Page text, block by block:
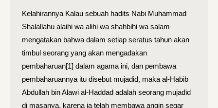
Kelahirannya Kalau sebuah hadits Nabi Muhammad
Shalallahu alaihi wa alihi wa shahbihi wa salam
mengatakan bahwa dalam setiap seratus tahun akan
timbul seorang yang akan mengadakan
pembaharuan[1] dalam agama ini, dan pembawa
pembaharuannya itu disebut mujadid, maka al-Habib
Abdullah bin Alawi al-Haddad adalah seorang mujadid
di masanya, karena ia telah membawa angin segar